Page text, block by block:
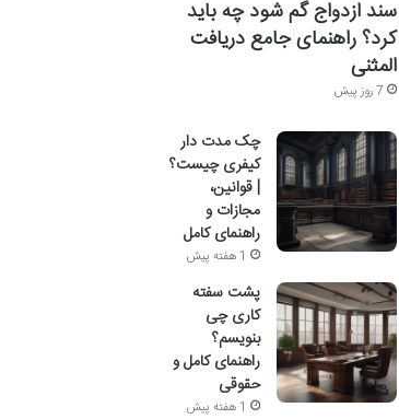
سند ازدواج گم شود چه باید
کرد؟ راهنمای جامع دریافت
المثنی
7 روز پیش
چک مدت دار
کیفری چیست؟
| قوانین،
مجازات و
راهنمای کامل
1 هفته پیش
پشت سفته
کاری چی
بنویسم؟
راهنمای کامل و
حقوقی
1 هفته پیش